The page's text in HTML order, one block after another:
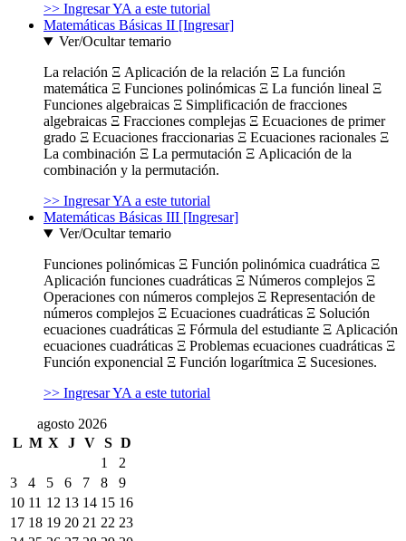
>> Ingresar YA a este tutorial
Matemáticas Básicas II [Ingresar]
Ver/Ocultar temario
La relación Ξ Aplicación de la relación Ξ La función
matemática Ξ Funciones polinómicas Ξ La función lineal Ξ
Funciones algebraicas Ξ Simplificación de fracciones
algebraicas Ξ Fracciones complejas Ξ Ecuaciones de primer
grado Ξ Ecuaciones fraccionarias Ξ Ecuaciones racionales Ξ
La combinación Ξ La permutación Ξ Aplicación de la
combinación y la permutación.
>> Ingresar YA a este tutorial
Matemáticas Básicas III [Ingresar]
Ver/Ocultar temario
Funciones polinómicas Ξ Función polinómica cuadrática Ξ
Aplicación funciones cuadráticas Ξ Números complejos Ξ
Operaciones con números complejos Ξ Representación de
números complejos Ξ Ecuaciones cuadráticas Ξ Solución
ecuaciones cuadráticas Ξ Fórmula del estudiante Ξ Aplicación
ecuaciones cuadráticas Ξ Problemas ecuaciones cuadráticas Ξ
Función exponencial Ξ Función logarítmica Ξ Sucesiones.
>> Ingresar YA a este tutorial
agosto 2026
L M X J V S D
1
2
3
4 5 6 7 8
9
10 11 12 13 14 15 16
17 18 19 20 21 22 23